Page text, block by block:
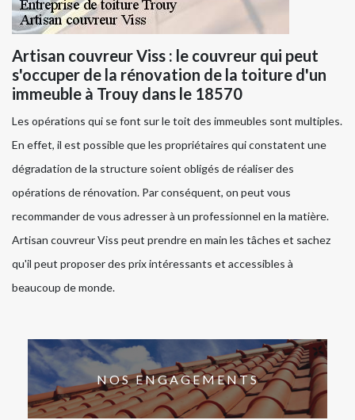
Artisan couvreur Viss : le couvreur qui peut
s'occuper de la rénovation de la toiture d'un
immeuble à Trouy dans le 18570
Les opérations qui se font sur le toit des immeubles sont multiples.
En effet, il est possible que les propriétaires qui constatent une
dégradation de la structure soient obligés de réaliser des
opérations de rénovation. Par conséquent, on peut vous
recommander de vous adresser à un professionnel en la matière.
Artisan couvreur Viss peut prendre en main les tâches et sachez
qu'il peut proposer des prix intéressants et accessibles à
beaucoup de monde.
NOS ENGAGEMENTS